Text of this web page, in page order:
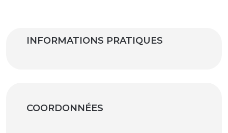
INFORMATIONS PRATIQUES
COORDONNÉES